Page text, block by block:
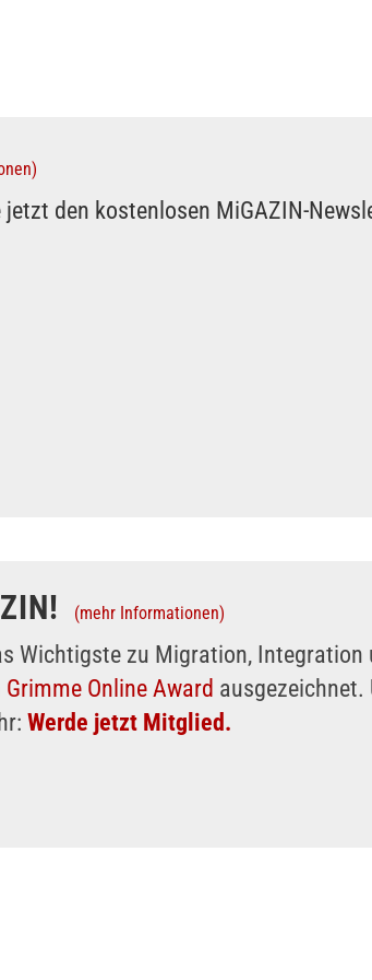
den kostenlosen MiGAZIN-
(mehr Informationen)
Wichtigste zu Migration, Integration
Grimme Online Award
Werde jetzt Mitglied.